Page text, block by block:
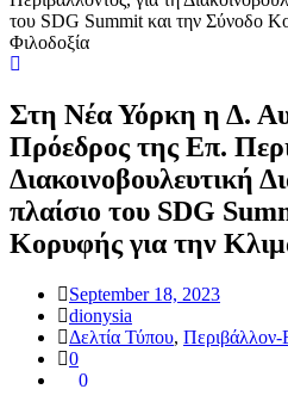
Στη Νέα Υόρκη η Δ.
Πρόεδρος της Επ.
Διακοινοβουλευτική
πλαίσιο του SDG
Κορυφής για την
September 18, 2023
dionysia
Δελτία Τύπου, Περιβάλλον-
0
0